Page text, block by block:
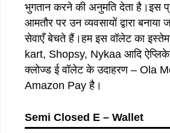
भुगतान करने की अनुमति देता है।इस
आमतौर पर उन व्यवसायों द्वारा बनाया
सेवाएँ बेचते हैं।हम इस वॉलेट का
kart, Shopsy, Nykaa आदि
क्लोज्ड ई वॉलेट के उदाहरण – Ola
Amazon Pay है।
Semi Closed E – Wallet